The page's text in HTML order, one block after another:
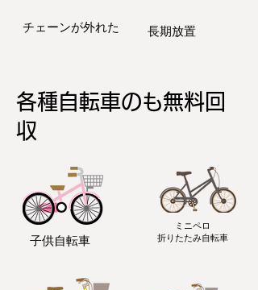
​チェーンが外れた 長期放置
各種自転車のも無料回
収
子供自転車
ミニペロ
​折りたたみ自転車